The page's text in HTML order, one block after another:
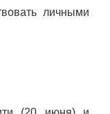
личными